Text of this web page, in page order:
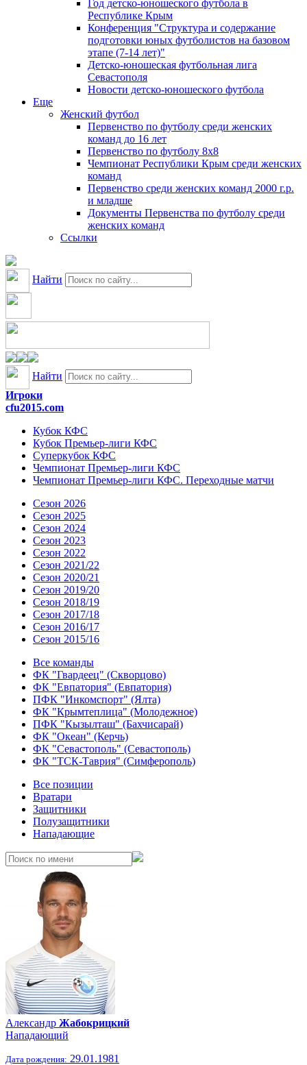
Год детско-юношеского футбола в
Республике Крым
Конференция "Структура и содержание
подготовки юных футболистов на базовом
этапе (7-14 лет)"
Детско-юношеская футбольная лига
Севастополя
Новости детско-юношеского футбола
Еще
Женский футбол
Первенство по футболу среди женских
команд до 16 лет
Первенство по футболу 8х8
Чемпионат Республики Крым среди женских
команд
Первенство среди женских команд 2000 г.р.
и младше
Документы Первенства по футболу среди
женских команд
Ссылки
Найти
Найти
Игроки
cfu2015.com
Кубок КФС
Кубок Премьер-лиги КФС
Суперкубок КФС
Чемпионат Премьер-лиги КФС
Чемпионат Премьер-лиги КФС. Переходные матчи
Сезон 2026
Сезон 2025
Сезон 2024
Сезон 2023
Сезон 2022
Сезон 2021/22
Сезон 2020/21
Сезон 2019/20
Сезон 2018/19
Сезон 2017/18
Сезон 2016/17
Сезон 2015/16
Все команды
ФК "Гвардеец" (Скворцово)
ФК "Евпатория" (Евпатория)
ПФК "Инкомспорт" (Ялта)
ФК "Крымтеплица" (Молодежное)
ПФК "Кызылташ" (Бахчисарай)
ФК "Океан" (Керчь)
ФК "Севастополь" (Севастополь)
ФК "ТСК-Таврия" (Симферополь)
Все позиции
Вратари
Защитники
Полузащитники
Нападающие
Александр Жабокрицкий
Нападающий
Дата рождения: 29.01.1981